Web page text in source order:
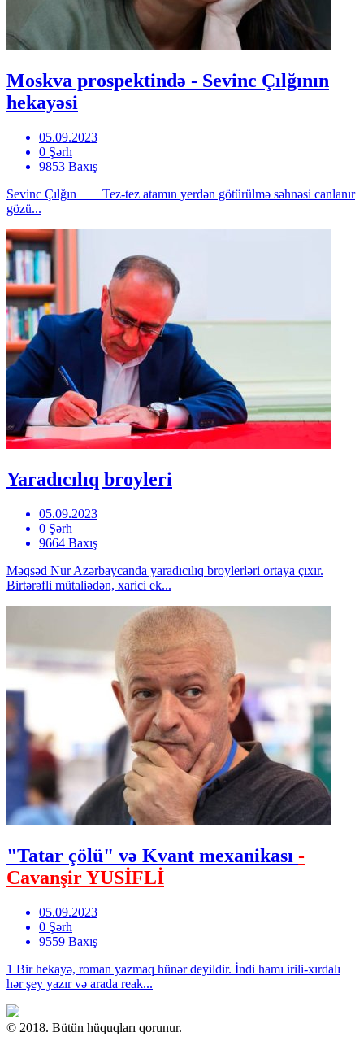
Moskva prospektində - Sevinc Çılğının
hekayəsi
05.09.2023
0 Şərh
9853 Baxış
Sevinc Çılğın Tez-tez atamın yerdən götürülmə səhnəsi canlanır
gözü...
Yaradıcılıq broyleri
05.09.2023
0 Şərh
9664 Baxış
Məqsəd Nur Azərbaycanda yaradıcılıq broylerləri ortaya çıxır.
Birtərəfli mütaliədən, xarici ek...
"Tatar çölü" və Kvant mexanikası -
Cavanşir YUSİFLİ
05.09.2023
0 Şərh
9559 Baxış
1 Bir hekayə, roman yazmaq hünər deyildir. İndi hamı irili-xırdalı
hər şey yazır və arada reak...
© 2018. Bütün hüquqları qorunur.